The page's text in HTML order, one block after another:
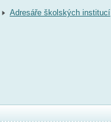
Adresáře školských institucí